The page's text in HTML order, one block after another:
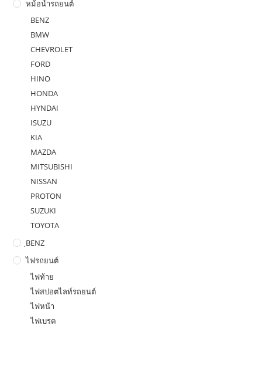
หม้อน้ำรถยนต์
BENZ
BMW
CHEVROLET
FORD
HINO
HONDA
HYNDAI
ISUZU
KIA
MAZDA
MITSUBISHI
NISSAN
PROTON
SUZUKI
TOYOTA
ฺBENZ
ไฟรถยนต์
ไฟท้าย
ไฟสปอตไลท์รถยนต์
ไฟหน้า
ไฟเบรค